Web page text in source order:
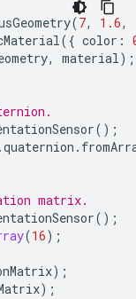
(7, 1.6,
({ color :
, material);
();
.quaternion .
matrix.
();
(16);
);
);